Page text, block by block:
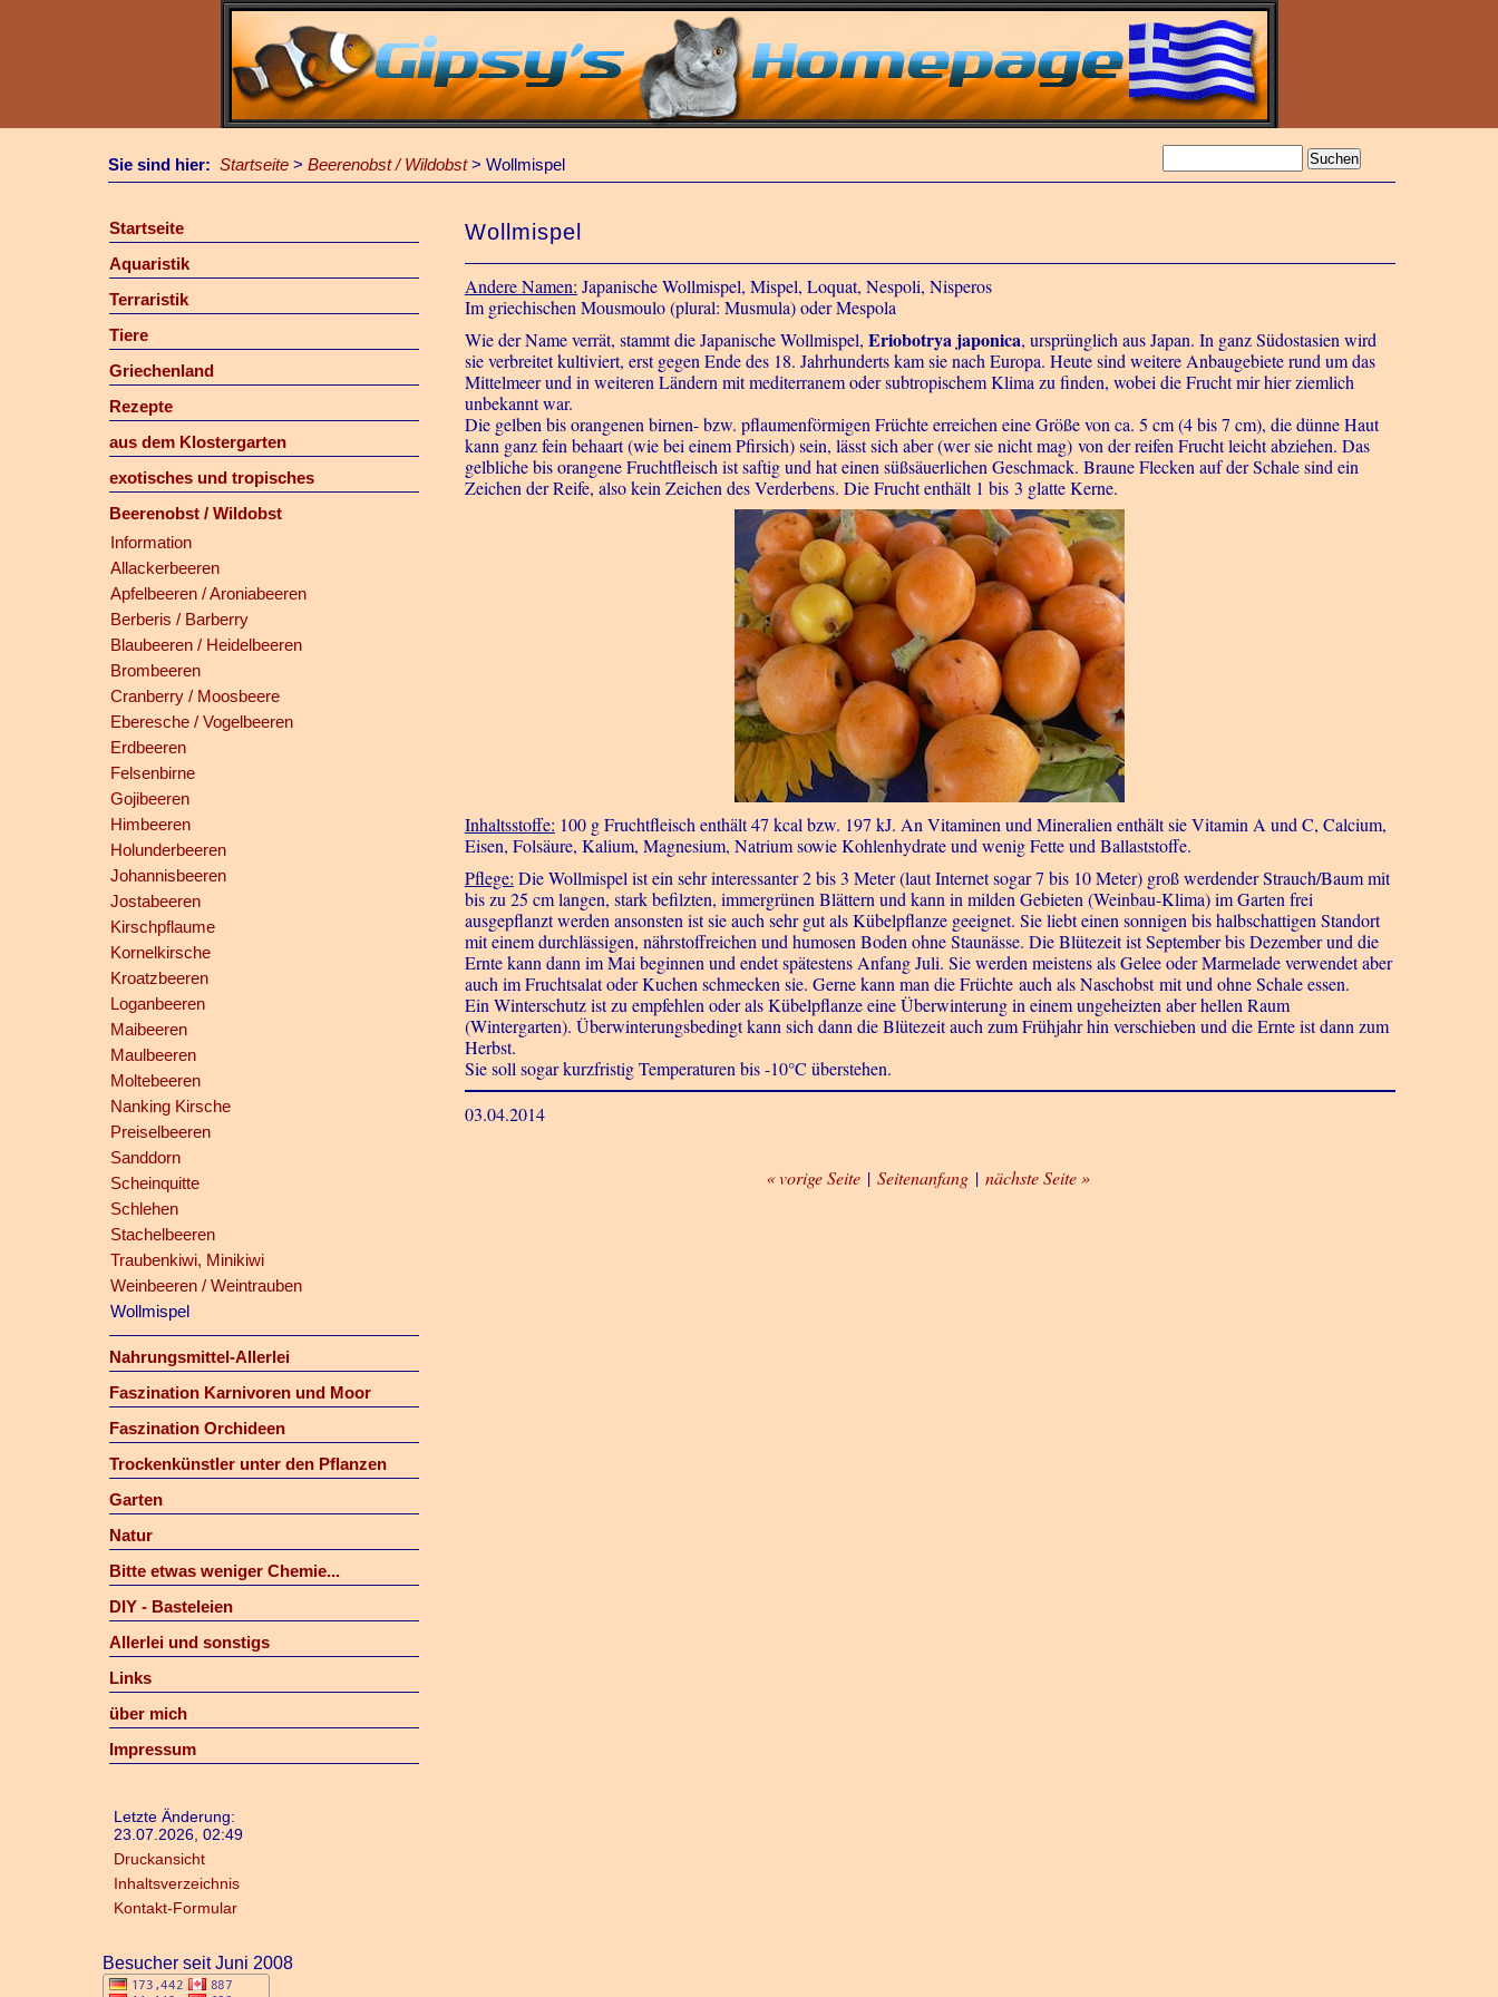
Sie sind hier: Startseite > Beerenobst / Wildobst> Wollmispel
Startseite
Aquaristik
Terraristik
Tiere
Griechenland
Rezepte
aus dem Klostergarten
exotisches und tropisches
Beerenobst / Wildobst
Information
Allackerbeeren
Apfelbeeren / Aroniabeeren
Berberis / Barberry
Blaubeeren / Heidelbeeren
Brombeeren
Cranberry / Moosbeere
Eberesche / Vogelbeeren
Erdbeeren
Felsenbirne
Gojibeeren
Himbeeren
Holunderbeeren
Johannisbeeren
Jostabeeren
Kirschpflaume
Kornelkirsche
Kroatzbeeren
Loganbeeren
Maibeeren
Maulbeeren
Moltebeeren
Nanking Kirsche
Preiselbeeren
Sanddorn
Scheinquitte
Schlehen
Stachelbeeren
Traubenkiwi, Minikiwi
Weinbeeren / Weintrauben
Wollmispel
Nahrungsmittel-Allerlei
Faszination Karnivoren und Moor
Faszination Orchideen
Trockenkünstler unter den Pflanzen
Garten
Natur
Bitte etwas weniger Chemie...
DIY - Basteleien
Allerlei und sonstigs
Links
über mich
Impressum
Letzte Änderung:
23.07.2026, 02:49
Druckansicht
Inhaltsverzeichnis
Kontakt-Formular
Besucher seit Juni 2008
Wollmispel
Andere Namen: Japanische Wollmispel, Mispel, Loquat, Nespoli, Nisperos
Im griechischen Mousmoulo (plural: Musmula) oder Mespola
Wie der Name verrät, stammt die Japanische Wollmispel, Eriobotrya japonica, ursprünglich aus Japan. In ganz Südostasien wird
sie verbreitet kultiviert, erst gegen Ende des 18. Jahrhunderts kam sie nach Europa. Heute sind weitere Anbaugebiete rund um das
Mittelmeer und in weiteren Ländern mit mediterranem oder subtropischem Klima zu finden, wobei die Frucht mir hier ziemlich
unbekannt war.
Die gelben bis orangenen birnen- bzw. pflaumenförmigen Früchte erreichen eine Größe von ca. 5 cm (4 bis 7 cm), die dünne Haut
kann ganz fein behaart (wie bei einem Pfirsich) sein, lässt sich aber (wer sie nicht mag) von der reifen Frucht leicht abziehen. Das
gelbliche bis orangene Fruchtfleisch ist saftig und hat einen süßsäuerlichen Geschmack. Braune Flecken auf der Schale sind ein
Zeichen der Reife, also kein Zeichen des Verderbens. Die Frucht enthält 1 bis 3 glatte Kerne.
Inhaltsstoffe: 100 g Fruchtfleisch enthält 47 kcal bzw. 197 kJ. An Vitaminen und Mineralien enthält sie Vitamin A und C, Calcium,
Eisen, Folsäure, Kalium, Magnesium, Natrium sowie Kohlenhydrate und wenig Fette und Ballaststoffe.
Pflege: Die Wollmispel ist ein sehr interessanter 2 bis 3 Meter (laut Internet sogar 7 bis 10 Meter) groß werdender Strauch/Baum mit
bis zu 25 cm langen, stark befilzten, immergrünen Blättern und kann in milden Gebieten (Weinbau-Klima) im Garten frei
ausgepflanzt werden ansonsten ist sie auch sehr gut als Kübelpflanze geeignet. Sie liebt einen sonnigen bis halbschattigen Standort
mit einem durchlässigen, nährstoffreichen und humosen Boden ohne Staunässe. Die Blütezeit ist September bis Dezember und die
Ernte kann dann im Mai beginnen und endet spätestens Anfang Juli. Sie werden meistens als Gelee oder Marmelade verwendet aber
auch im Fruchtsalat oder Kuchen schmecken sie. Gerne kann man die Früchte auch als Naschobst mit und ohne Schale essen.
Ein Winterschutz ist zu empfehlen oder als Kübelpflanze eine Überwinterung in einem ungeheizten aber hellen Raum
(Wintergarten). Überwinterungsbedingt kann sich dann die Blütezeit auch zum Frühjahr hin verschieben und die Ernte ist dann zum
Herbst.
Sie soll sogar kurzfristig Temperaturen bis -10°C überstehen.
03.04.2014
« vorige Seite | Seitenanfang | nächste Seite »